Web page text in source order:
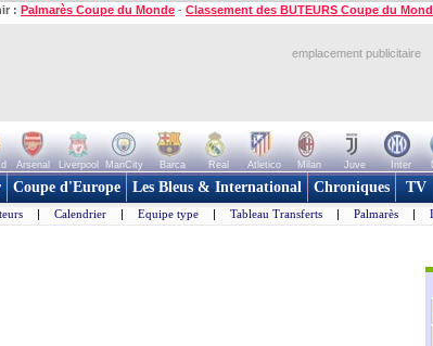
: Palmarès Coupe du Monde - Classement des BUTEURS Coupe du
emplacement publicitaire
Arsenal Liverpool ManCity Barca Real Atletico Milan Juve Inter
Coupe d'Europe Les Bleus & International Chroniques TV
| Calendrier | Equipe type | Tableau Transferts | Palmarès |